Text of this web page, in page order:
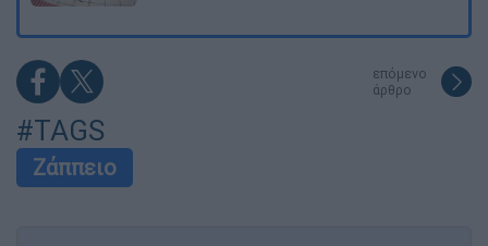
επόμενο
άρθρο
#TAGS
Ζάππειο